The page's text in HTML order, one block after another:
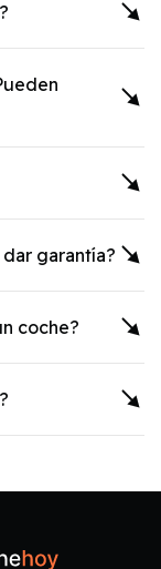
?
garantía?
coche?